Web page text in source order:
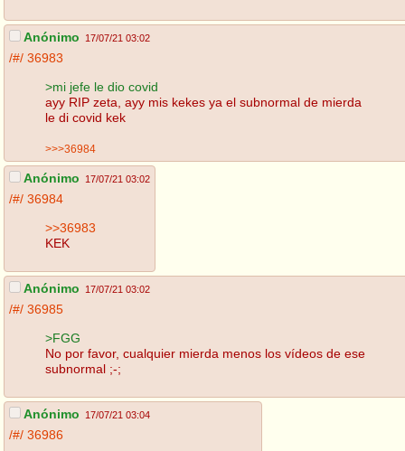
Anónimo 17/07/21 03:02
/#/ 36983
>mi jefe le dio covid
ayy RIP zeta, ayy mis kekes ya el subnormal de mierda
le di covid kek
>>>36984
Anónimo 17/07/21 03:02
/#/ 36984
>>36983
KEK
Anónimo 17/07/21 03:02
/#/ 36985
>FGG
No por favor, cualquier mierda menos los vídeos de ese
subnormal ;-;
Anónimo 17/07/21 03:04
/#/ 36986